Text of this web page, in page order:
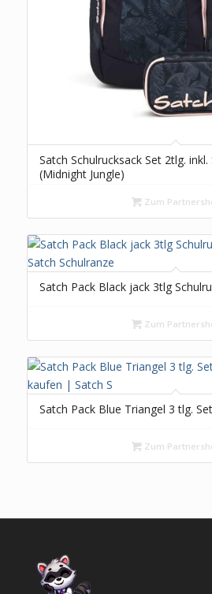
Satch Schulrucksack Set 2tlg.
(Midnight Jungle)
Zum
Satch Pack Black jack 3tlg
Zum
Satch Pack Blue Triangel 3 tlg.
Zum